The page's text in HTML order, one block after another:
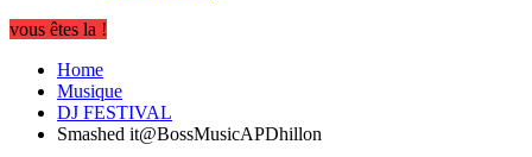
vous êtes la !
Home
Musique
DJ FESTIVAL
Smashed it@BossMusicAPDhillon